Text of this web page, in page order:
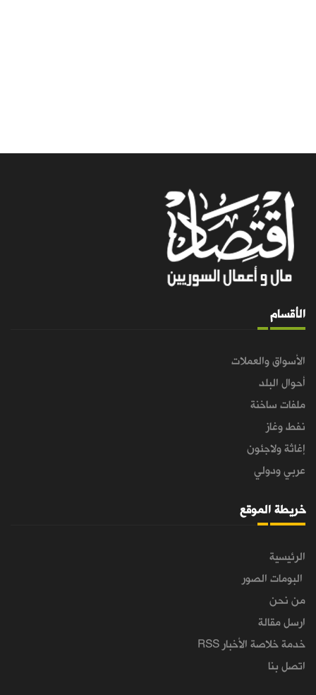
الأقسام
الأسواق والعملات
أحوال البلد
ملفات ساخنة
نفط وغاز
إغاثة ولاجئون
عربي ودولي
خريطة الموقع
الرئيسية
البومات الصور
من نحن
ارسل مقالة
خدمة خلاصة الأخبار RSS
اتصل بنا